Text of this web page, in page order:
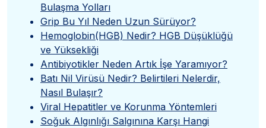
Bulaşma Yolları
Grip Bu Yıl Neden Uzun Sürüyor?
Hemoglobin(HGB) Nedir? HGB Düşüklüğü
ve Yüksekliği
Antibiyotikler Neden Artık İşe Yaramıyor?
Batı Nil Virüsü Nedir? Belirtileri Nelerdir,
Nasıl Bulaşır?
Viral Hepatitler ve Korunma Yöntemleri
Soğuk Algınlığı Salgınına Karşı Hangi